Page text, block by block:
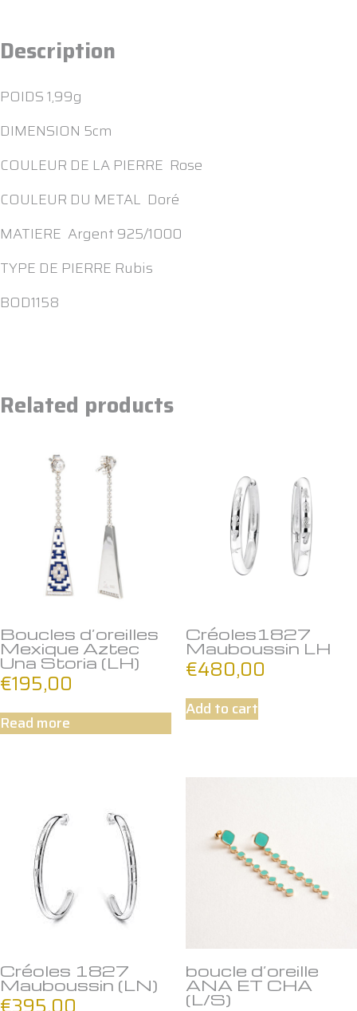
Description
POIDS 1,99g
DIMENSION 5cm
COULEUR DE LA PIERRE Rose
COULEUR DU METAL Doré
MATIERE Argent 925/1000
TYPE DE PIERRE Rubis
BOD1158
Related products
Boucles d’oreilles
Mexique Aztec
Una Storia (LH)
€195,00
Read more
Créoles1827
Mauboussin LH
€480,00
Add to cart
Créoles 1827
Mauboussin (LN)
boucle d’oreille
ANA ET CHA
(L/S)